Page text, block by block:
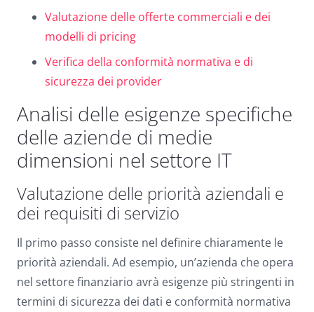
Valutazione delle offerte commerciali e dei
modelli di pricing
Verifica della conformità normativa e di
sicurezza dei provider
Analisi delle esigenze specifiche
delle aziende di medie
dimensioni nel settore IT
Valutazione delle priorità aziendali e
dei requisiti di servizio
Il primo passo consiste nel definire chiaramente le
priorità aziendali. Ad esempio, un’azienda che opera
nel settore finanziario avrà esigenze più stringenti in
termini di sicurezza dei dati e conformità normativa
Reset
cached